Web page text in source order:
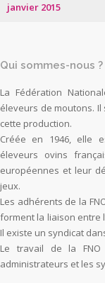
janvier 2015
Qui sommes-nous ?
La Fédération
éleveurs de moutons. Il
cette production.
Créée en 1946, elle
éleveurs ovins
européennes et leur
jeux.
Les adhérents de la
forment la liaison entre
Il existe un syndicat
Le travail de la
administrateurs et les